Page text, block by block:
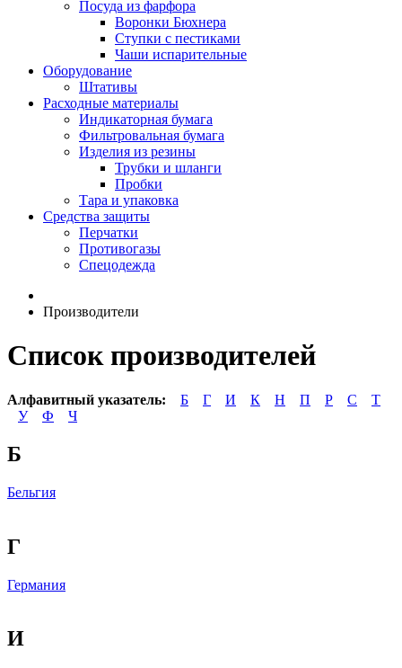
Посуда из фарфора
Воронки Бюхнера
Ступки с пестиками
Чаши испарительные
Оборудование
Штативы
Расходные материалы
Индикаторная бумага
Фильтровальная бумага
Изделия из резины
Трубки и шланги
Пробки
Тара и упаковка
Средства защиты
Перчатки
Противогазы
Спецодежда
Производители
Список производителей
Алфавитный указатель: Б Г И К Н П Р С
Т
У
Ф Ч
Б
Бельгия
Г
Германия
И